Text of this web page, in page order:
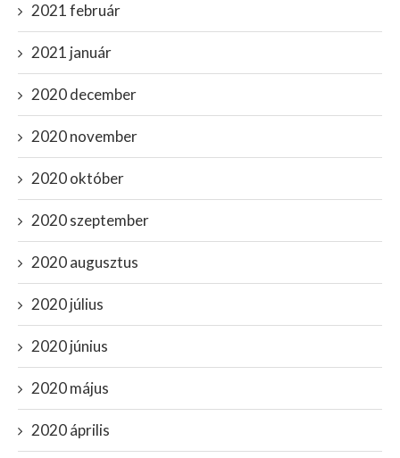
2021 február
2021 január
2020 december
2020 november
2020 október
2020 szeptember
2020 augusztus
2020 július
2020 június
2020 május
2020 április